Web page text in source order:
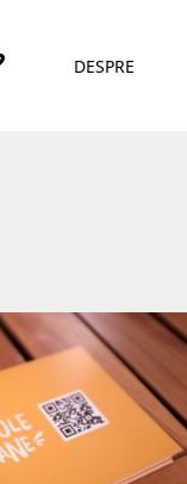
DESPRE